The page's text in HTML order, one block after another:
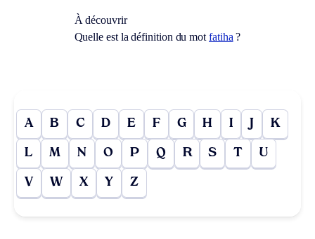
À découvrir
Quelle est la définition du motfatiha ?
A B C D E F G H I J K
L M N O P Q R S T U
V W X Y Z